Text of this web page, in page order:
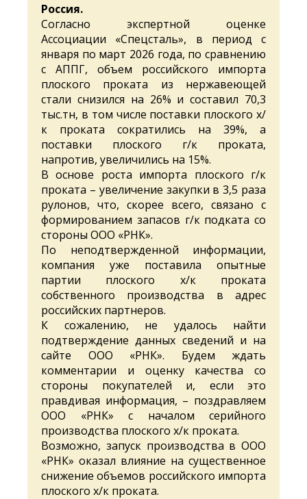
Россия.
Согласно экспертной оценке
Ассоциации «Спецсталь», в период с
января по март 2026 года, по сравнению
с АППГ, объем российского импорта
плоского проката из нержавеющей
стали снизился на 26% и составил 70,3
тыс.тн, в том числе поставки плоского х/
к проката сократились на 39%, а
поставки плоского г/к проката,
напротив, увеличились на 15%.
В основе роста импорта плоского г/к
проката – увеличение закупки в 3,5 раза
рулонов, что, скорее всего, связано с
формированием запасов г/к подката со
стороны ООО «РНК».
По неподтвержденной информации,
компания уже поставила опытные
партии плоского х/к проката
собственного производства в адрес
российских партнеров.
К сожалению, не удалось найти
подтверждение данных сведений и на
сайте ООО «РНК». Будем ждать
комментарии и оценку качества со
стороны покупателей и, если это
правдивая информация, – поздравляем
ООО «РНК» с началом серийного
производства плоского х/к проката.
Возможно, запуск производства в ООО
«РНК» оказал влияние на существенное
снижение объемов российского импорта
плоского х/к проката.